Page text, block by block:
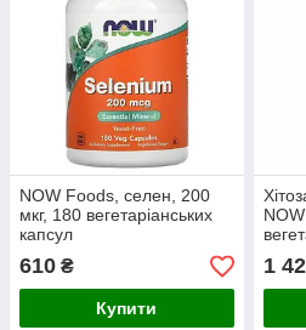
NOW Foods, селен, 200
мкг, 180 вегетаріанських
капсул
610 ₴
Купити
1